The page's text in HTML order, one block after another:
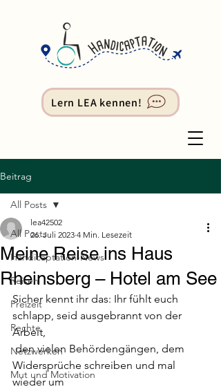
Lern LEA kennen!
Beitrag
All Posts
Handicaptation-News
Reisen
Freizeit
Rechte
Netzwerken
Mut und Motivation
All Posts
Meine Reise ins Haus
Rheinsberg – Hotel am See
lea42502
26. Juli 2023 4 Min. Lesezeit
Sicher kennt ihr das: Ihr fühlt euch
schlapp, seid ausgebrannt von der
Arbeit,
den vielen Behördengängen, dem
Widersprüche schreiben und mal
wieder um